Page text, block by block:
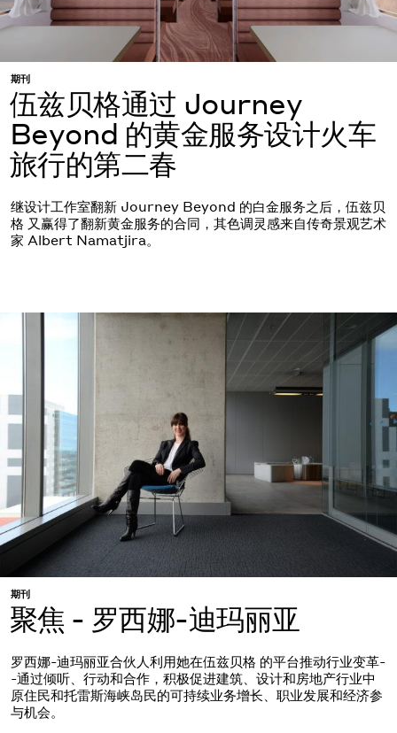
期刊
伍兹贝格通过 Journey
Beyond 的黄金服务设计火车
旅行的第二春
继设计工作室翻新 Journey Beyond 的白金服务之后，伍兹贝
格 又赢得了翻新黄金服务的合同，其色调灵感来自传奇景观艺术
家 Albert Namatjira。
期刊
聚焦 - 罗西娜-迪玛丽亚
罗西娜-迪玛丽亚合伙人利用她在伍兹贝格 的平台推动行业变革-
-通过倾听、行动和合作，积极促进建筑、设计和房地产行业中
原住民和托雷斯海峡岛民的可持续业务增长、职业发展和经济参
与机会。